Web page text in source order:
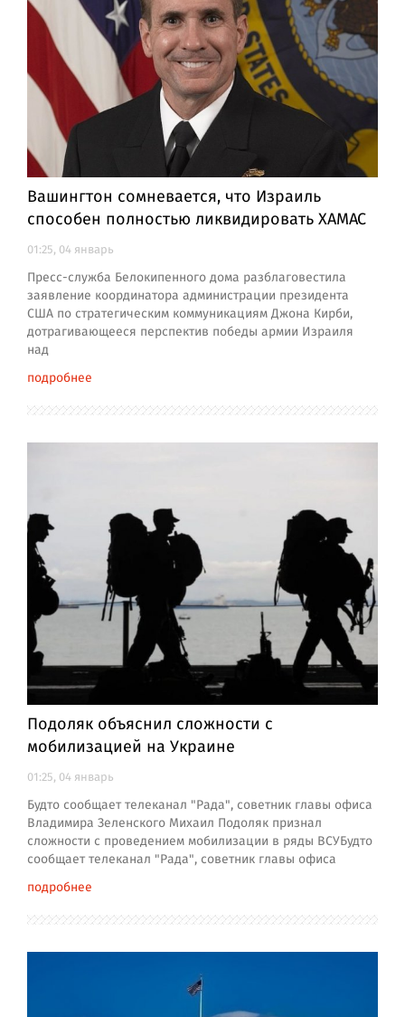
Вашингтон сомневается, что Израиль
способен полностью ликвидировать ХАМАС
01:25, 04 январь
Пресс-служба Белокипенного дома разблаговестила
заявление координатора администрации президента
США по стратегическим коммуникациям Джона Кирби,
дотрагивающееся перспектив победы армии Израиля
над
подробнее
Подоляк объяснил сложности с
мобилизацией на Украине
01:25, 04 январь
Будто сообщает телеканал "Рада", советник главы офиса
Владимира Зеленского Михаил Подоляк признал
сложности с проведением мобилизации в ряды ВСУБудто
сообщает телеканал "Рада", советник главы офиса
подробнее